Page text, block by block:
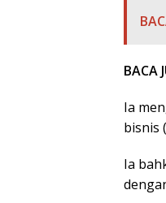
BACA
Ia
bisnis
Ia